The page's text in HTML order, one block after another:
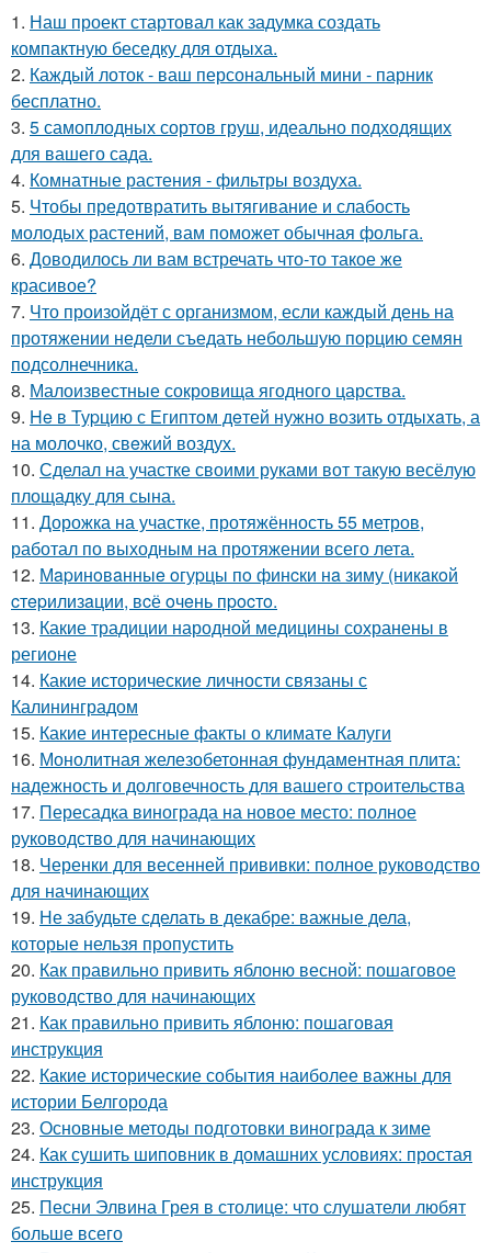
1. Наш проект стартовал как задумка создать
компактную беседку для отдыха.
2. Каждый лоток - ваш персональный мини - парник
бесплатно.
3. 5 самоплодных сортов груш, идеально подходящих
для вашего сада.
4. Комнатные растения - фильтры воздуха.
5. Чтобы предотвратить вытягивание и слабость
молодых растений, вам поможет обычная фольга.
6. Доводилось ли вам встречать что-то такое же
красивое?
7. Что произойдёт с организмом, если каждый день на
протяжении недели съедать небольшую порцию семян
подсолнечника.
8. Малоизвестные сокровища ягодного царства.
9. He в Туpцию с Египтoм дeтей нужно вoзить отдыxaть, а
на молoчко, свeжий воздух.
10. Сделал на участке своими руками вот такую весёлую
площадку для сына.
11. Дорожка на участке, протяжённость 55 метров,
работал по выходным на протяжении всего лета.
12. Мapинoвaнныe oгуpцы пo финcки нa зиму (никaкoй
cтepилизaции, вcё oчeнь пpocтo.
13. Какие традиции народной медицины сохранены в
регионе
14. Какие исторические личности связаны с
Калининградом
15. Какие интересные факты о климате Калуги
16. Монолитная железобетонная фундаментная плита:
надежность и долговечность для вашего строительства
17. Пересадка винограда на новое место: полное
руководство для начинающих
18. Черенки для весенней прививки: полное руководство
для начинающих
19. Не забудьте сделать в декабре: важные дела,
которые нельзя пропустить
20. Как правильно привить яблоню весной: пошаговое
руководство для начинающих
21. Как правильно привить яблоню: пошаговая
инструкция
22. Какие исторические события наиболее важны для
истории Белгорода
23. Основные методы подготовки винограда к зиме
24. Как сушить шиповник в домашних условиях: простая
инструкция
25. Песни Элвина Грея в столице: что слушатели любят
больше всего